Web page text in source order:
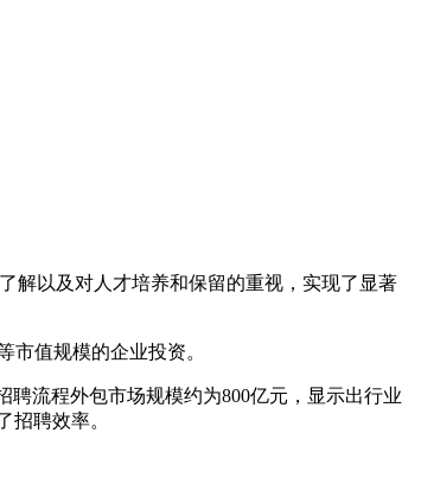
解以及对人才培养和保留的重视，实现了显著
值规模的企业投资。
流程外包市场规模约为800亿元，显示出行业
聘效率。